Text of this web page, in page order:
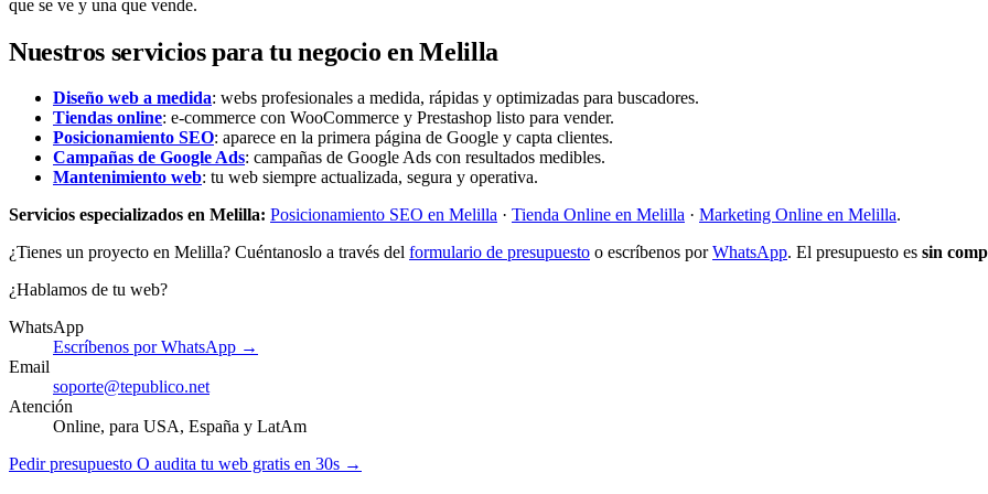
que se ve y una que vende.
Nuestros servicios para tu negocio en Melilla
Diseño web a medida: webs profesionales a medida, rápidas y optimizadas para buscadores.
Tiendas online: e-commerce con WooCommerce y Prestashop listo para vender.
Posicionamiento SEO: aparece en la primera página de Google y capta clientes.
Campañas de Google Ads: campañas de Google Ads con resultados medibles.
Mantenimiento web: tu web siempre actualizada, segura y operativa.
Servicios especializados en Melilla: Posicionamiento SEO en Melilla · Tienda Online en Melilla · Marketing Online en Melilla.
¿Tienes un proyecto en Melilla? Cuéntanoslo a través del formulario de presupuesto o escríbenos porWhatsApp. El presupuesto es sin
¿Hablamos de tu web?
WhatsApp
Escríbenos por WhatsApp →
Email
soporte@tepublico.net
Atención
Online, para USA, España y LatAm
Pedir presupuesto O audita tu web gratis en 30s →